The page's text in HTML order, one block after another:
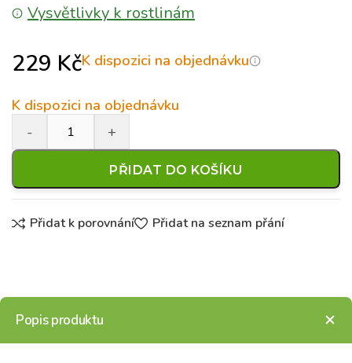
Vysvětlivky k rostlinám
229 KčK dispozici na objednávku
K dispozici na objednávku
PŘIDAT DO KOŠÍKU
Přidat k porovnání Přidat na seznam přání
Popis produktu